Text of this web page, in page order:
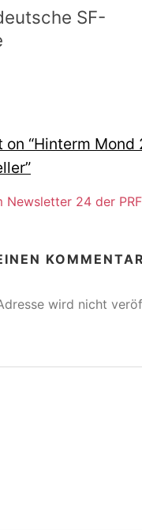
SF-
on “Hinterm Mond
”
Newsletter 24 der
KOMMENTAR
wird nicht